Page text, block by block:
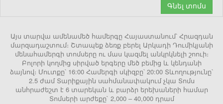
Գնել տոմս
Այս տարվա ամենամեծ համերգը Հայաստանում՝ Հրազդան
մարզադաշտում։ Շտապեք ձեռք բերել Արկադի Դումիկյանի
մենահամերգի տոմսերը ու մաս կազմել անկրկնելի շոուի։
Բոլորի կողմից սիրված երգերը մեծ բեմից և կենդանի
ձայնով։ Մուտքը՝ 16:00 Համերգի սկիզբը՝ 20:00 Տևողությունը՝
2.5 ժամ Տարիքային սահմանափակում չկա Տոմս
անհրաժեշտ է 6 տարեկան և բարձր երեխաների համար
Տոմսերի արժեքը` 2,000 – 40,000 դրամ